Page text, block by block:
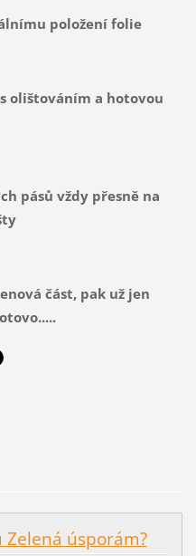
položení folie
olištováním a hotovou
pásů vždy přesně na
část, pak už jen
Zelená úsporám?